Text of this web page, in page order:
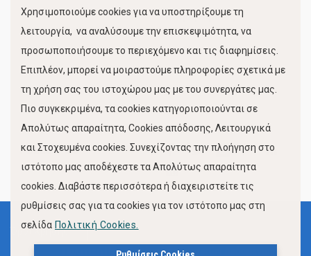
Κίνηση Λιμένος
FOLLOW US
Όροι Χρήσης
Πολιτική Προστασίας Προσωπικών Δεδομένων
Χρησιμοποιούμε cookies για να υποστηρίξουμε τη
λειτουργία, να αναλύσουμε την επισκεψιμότητα, να
προσωποποιήσουμε το περιεχόμενο και τις διαφημίσεις.
Επιπλέον, μπορεί να μοιραστούμε πληροφορίες σχετικά με
τη χρήση σας του ιστοχώρου μας με του συνεργάτες μας.
Πιο συγκεκριμένα, τα cookies κατηγοριοποιούνται σε
Απολύτως απαραίτητα, Cookies απόδοσης, Λειτουργικά
και Στοχευμένα cookies. Συνεχίζοντας την πλοήγηση στο
ιστότοπο μας αποδέχεστε τα Απολύτως απαραίτητα
cookies. Διαβάστε περισσότερα ή διαχειριστείτε τις
ρυθμίσεις σας για τα cookies για τον ιστότοπο μας στη
σελίδα Πολιτική Cookies.